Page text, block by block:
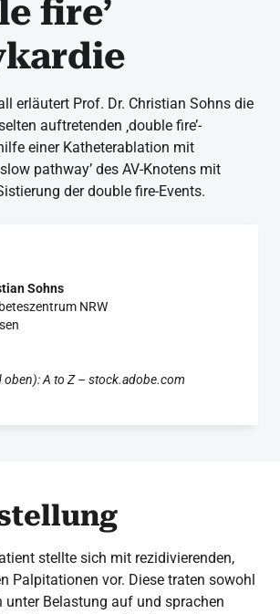
fire’
erläutert Prof. Dr. Christian Sohns die
auftretenden ‚double fire’-
einer Katheterablation mit
pathway’ des AV-Knotens mit
der double fire-Events.
Sohns
NRW
oben): A to Z – stock.adobe.com
stellte sich mit rezidivierenden,
Palpitationen vor. Diese traten sowohl
unter Belastung auf und sprachen